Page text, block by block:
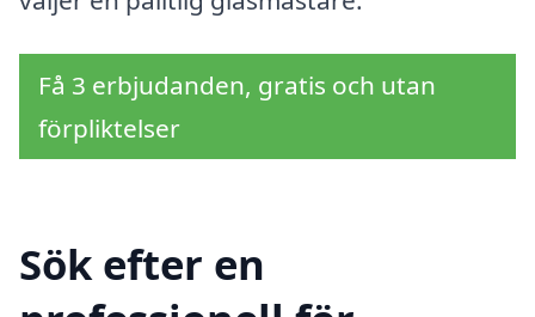
Få 3 erbjudanden, gratis och utan
förpliktelser
Sök efter en